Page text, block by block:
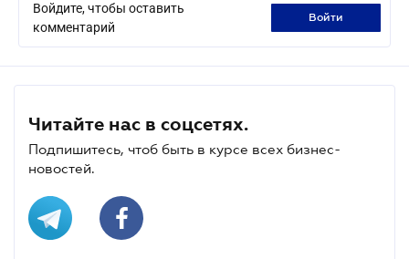
Войдите, чтобы оставить
комментарий
войти
Читайте нас в соцсетях.
Подпишитесь, чтоб быть в курсе всех бизнес-
новостей.